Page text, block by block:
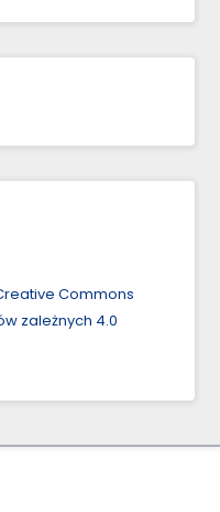
Commons
zależnych 4.0